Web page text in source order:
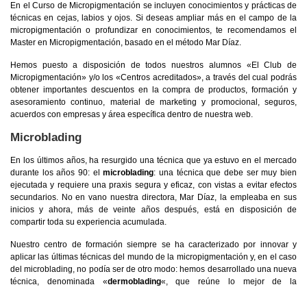
En el Curso de Micropigmentación se incluyen conocimientos y prácticas de
técnicas en cejas, labios y ojos. Si deseas ampliar más en el campo de la
micropigmentación o profundizar en conocimientos, te recomendamos el
Master en Micropigmentación, basado en el método Mar Díaz.
Hemos puesto a disposición de todos nuestros alumnos «El Club de
Micropigmentación» y/o los «Centros acreditados», a través del cual podrás
obtener importantes descuentos en la compra de productos, formación y
asesoramiento continuo, material de marketing y promocional, seguros,
acuerdos con empresas y área específica dentro de nuestra web.
Microblading
En los últimos años, ha resurgido una técnica que ya estuvo en el mercado
durante los años 90: elmicroblading: una técnica que debe ser muy bien
ejecutada y requiere una praxis segura y eficaz, con vistas a evitar efectos
secundarios. No en vano nuestra directora, Mar Díaz, la empleaba en sus
inicios y ahora, más de veinte años después, está en disposición de
compartir toda su experiencia acumulada.
Nuestro centro de formación siempre se ha caracterizado por innovar y
aplicar las últimas técnicas del mundo de la micropigmentación y, en el caso
del microblading, no podía ser de otro modo: hemos desarrollado una nueva
técnica, denominada «dermoblading«, que reúne lo mejor de la